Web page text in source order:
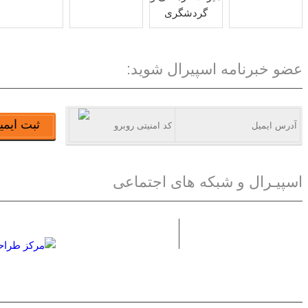
عضو خبرنامه اسپیرال شوید:
ثبت
اسپیـرال و شبکه های اجتماعی